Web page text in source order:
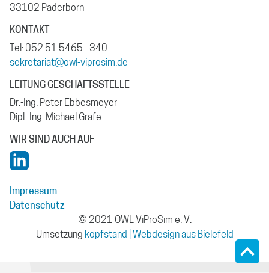
33102 Paderborn
KONTAKT
Tel: 052 51 5465 - 340
sekretariat@owl-viprosim.de
LEITUNG GESCHÄFTSSTELLE
Dr.-Ing. Peter Ebbesmeyer
Dipl.-Ing. Michael Grafe
WIR SIND AUCH AUF
Impressum
Datenschutz
© 2021 OWL ViProSim e. V.
Umsetzung kopfstand | Webdesign aus Bielefeld